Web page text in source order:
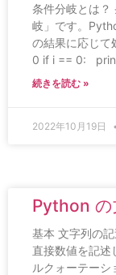
条件分岐とは？
岐」です。
の結果に応じて
0 if i == 0:
続きを読む »
2022年10月19日
Python の
基本 文字列の
直接数値を記述
ルクォーテーシ